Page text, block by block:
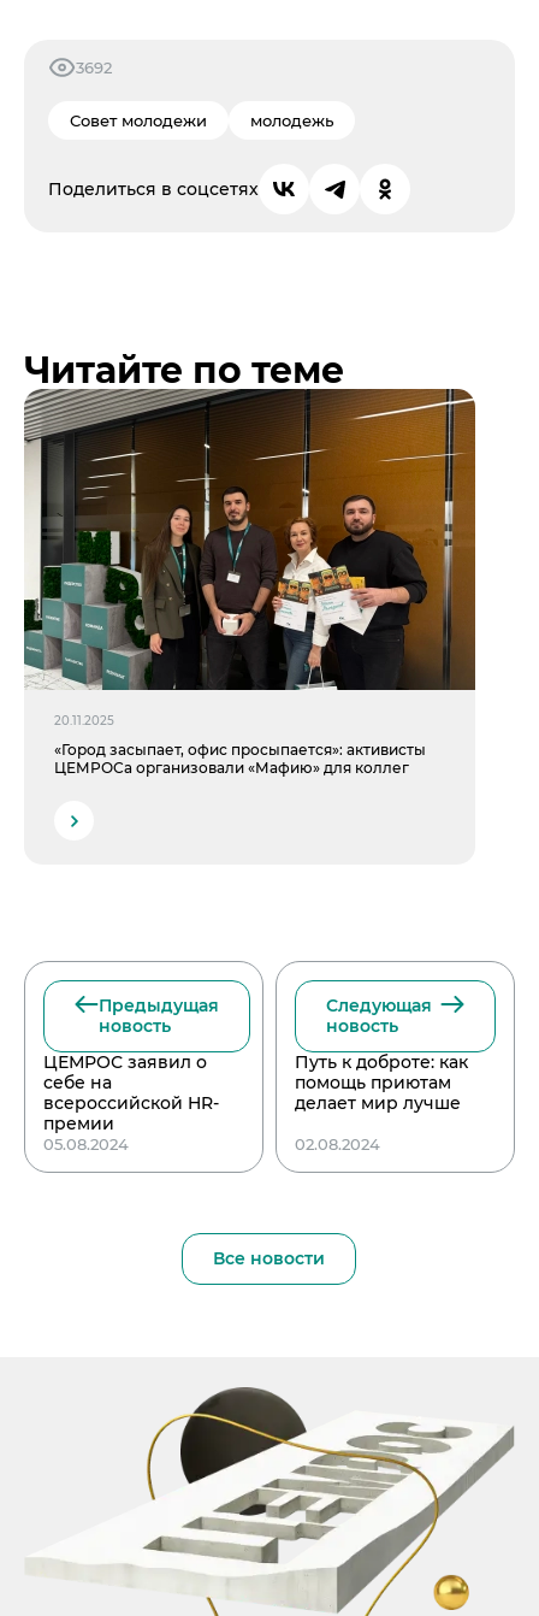
3692
Совет молодежи молодежь
Поделиться в соцсетях
Читайте по теме
20.11.2025
«Город засыпает, офис просыпается»: активисты
ЦЕМРОСа организовали «Мафию» для коллег
Предыдущая
новость
ЦЕМРОС заявил о
себе на
всероссийской HR-
премии
05.08.2024
Следующая
новость
Путь к доброте: как
помощь приютам
делает мир лучше
02.08.2024
Все новости